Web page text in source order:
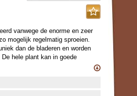
vanwege de enorme en zeer
mogelijk regelmatig sproeien.
dan de bladeren en worden
hele plant kan in goede
nerven en de rechtop
van deze familie in een
de knollen moeten dus koel